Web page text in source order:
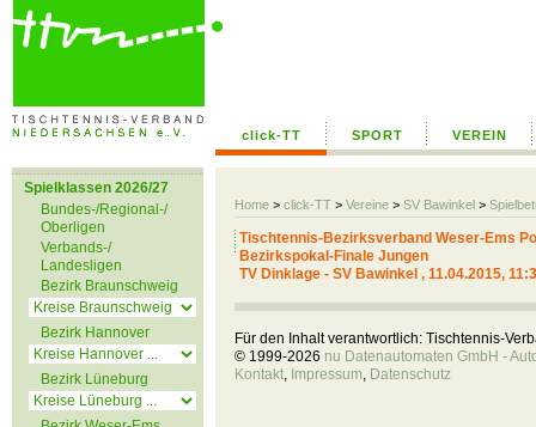
click-TT SPORT VEREIN
Home > click-TT > Vereine > SV Bawinkel >
Spielklassen 2026/27
Bundes-/Regional-/
Oberligen
Verbands-/
Landesligen
Bezirk Braunschweig
Bezirk Hannover
Bezirk Lüneburg
Tischtennis-Bezirksverband Weser-Ems
Bezirkspokal-Finale Jungen
TV Dinklage - SV Bawinkel , 11.04.2015,
Für den Inhalt verantwortlich: Tischtennis-
© 1999-2026 nu Datenautomaten GmbH -
Kontakt, Impressum, Datenschutz